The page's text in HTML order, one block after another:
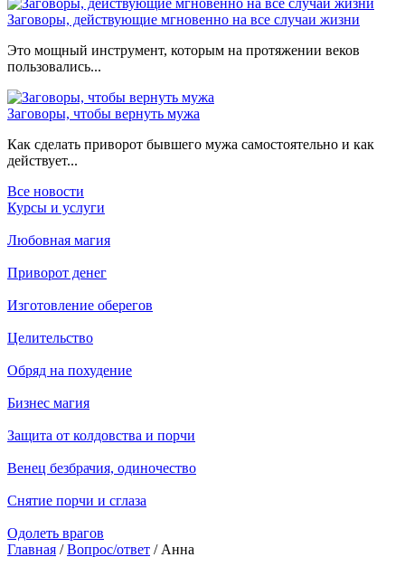
Заговоры, действующие мгновенно на все случаи жизни
Это мощный инструмент, которым на протяжении веков
пользовались...
Заговоры, чтобы вернуть мужа
Как сделать приворот бывшего мужа самостоятельно и как
действует...
Все новости
Курсы и услуги
Любовная магия
Приворот денег
Изготовление оберегов
Целительство
Обряд на похудение
Бизнес магия
Защита от колдовства и порчи
Венец безбрачия, одиночество
Снятие порчи и сглаза
Одолеть врагов
Главная /Вопрос/ответ / Анна